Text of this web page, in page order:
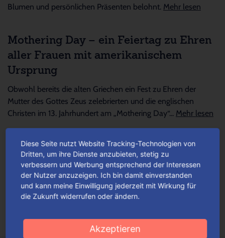
Blumen und persönlichen Präsenten belohnt. Mehr lesen
Mothering Day – ein Feiertag zu Ehren
aller Frauen mit amerikanischem
Ursprung
Obwohl bereits die alten Griechen ein Fest zu Ehren der
Mutter des Gottes Zeus zelebrierten und die englischen
Christen im 13. Jahrhundert am „Mothering Day“... Mehr lesen
Die perfekte Präsent-Verpackung – für
die beste Mama der Welt!
Ob Rosen, Tulpen, Nelken, Lilien oder Orchideen – Blumen
gehören wohl nach wie vor zu den beliebtesten Geschenken
Diese Seite nutzt Website Tracking-Technologien von
Dritten, um ihre Dienste anzubieten, stetig zu
verbessern und Werbung entsprechend der Interessen
der Nutzer anzuzeigen. Ich bin damit einverstanden
und kann meine Einwilligung jederzeit mit Wirkung für
die Zukunft widerrufen oder ändern.
Akzeptieren